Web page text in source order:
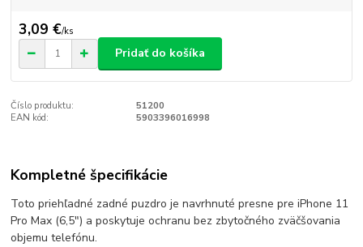
3,09 €/ks
Pridať do košíka
Číslo produktu:
51200
EAN kód:
5903396016998
Kompletné špecifikácie
Toto priehľadné zadné puzdro je navrhnuté presne pre iPhone 11
Pro Max (6,5") a poskytuje ochranu bez zbytočného zväčšovania
objemu telefónu.